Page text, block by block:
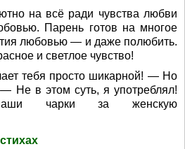
на всё ради чувства любви
Парень готов на многое
любовью — и даже полюбить.
и светлое чувство!
тебя просто шикарной! — Но
Не в этом суть, я употреблял!
чарки за женскую